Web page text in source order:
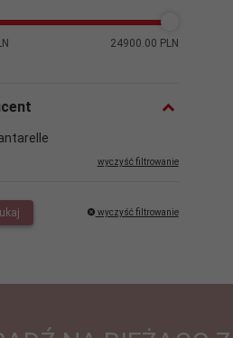
24900.00 PLN
wyczyść filtrowanie
wyczyść filtrowanie